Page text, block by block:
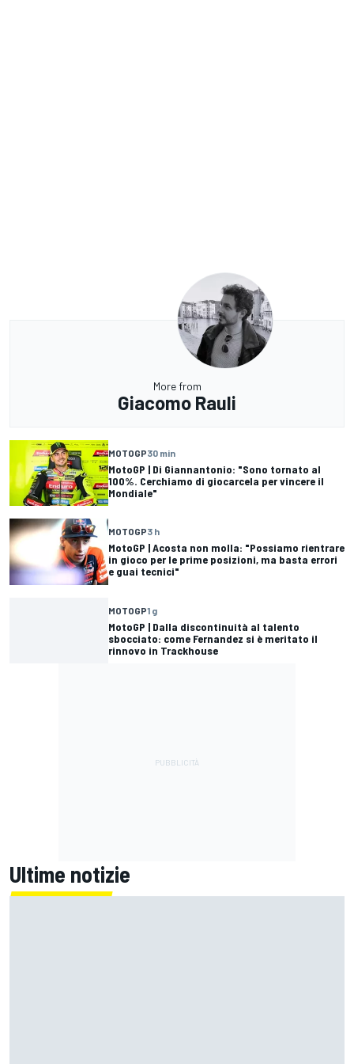
More from
Giacomo Rauli
MOTOGP30 min
MotoGP | Di Giannantonio: "Sono tornato al
100%. Cerchiamo di giocarcela per vincere il
Mondiale"
MOTOGP3 h
MotoGP | Acosta non molla: "Possiamo rientrare
in gioco per le prime posizioni, ma basta errori
e guai tecnici"
MOTOGP1 g
MotoGP | Dalla discontinuità al talento
sbocciato: come Fernandez si è meritato il
rinnovo in Trackhouse
Ultime notizie